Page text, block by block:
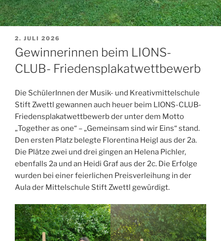
VERÖFFENTLICHT
AM
2. JULI 2026
Gewinnerinnen beim LIONS-
CLUB- Friedensplakatwettbewerb
Die SchülerInnen der Musik- und Kreativmittelschule
Stift Zwettl gewannen auch heuer beim LIONS-CLUB-
Friedensplakatwettbewerb der unter dem Motto
„Together as one“ – „Gemeinsam sind wir Eins“ stand.
Den ersten Platz belegte Florentina Heigl aus der 2a.
Die Plätze zwei und drei gingen an Helena Pichler,
ebenfalls 2a und an Heidi Graf aus der 2c. Die Erfolge
wurden bei einer feierlichen Preisverleihung in der
Aula der Mittelschule Stift Zwettl gewürdigt.